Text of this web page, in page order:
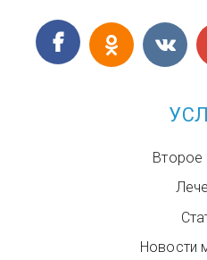
Второе
Новости